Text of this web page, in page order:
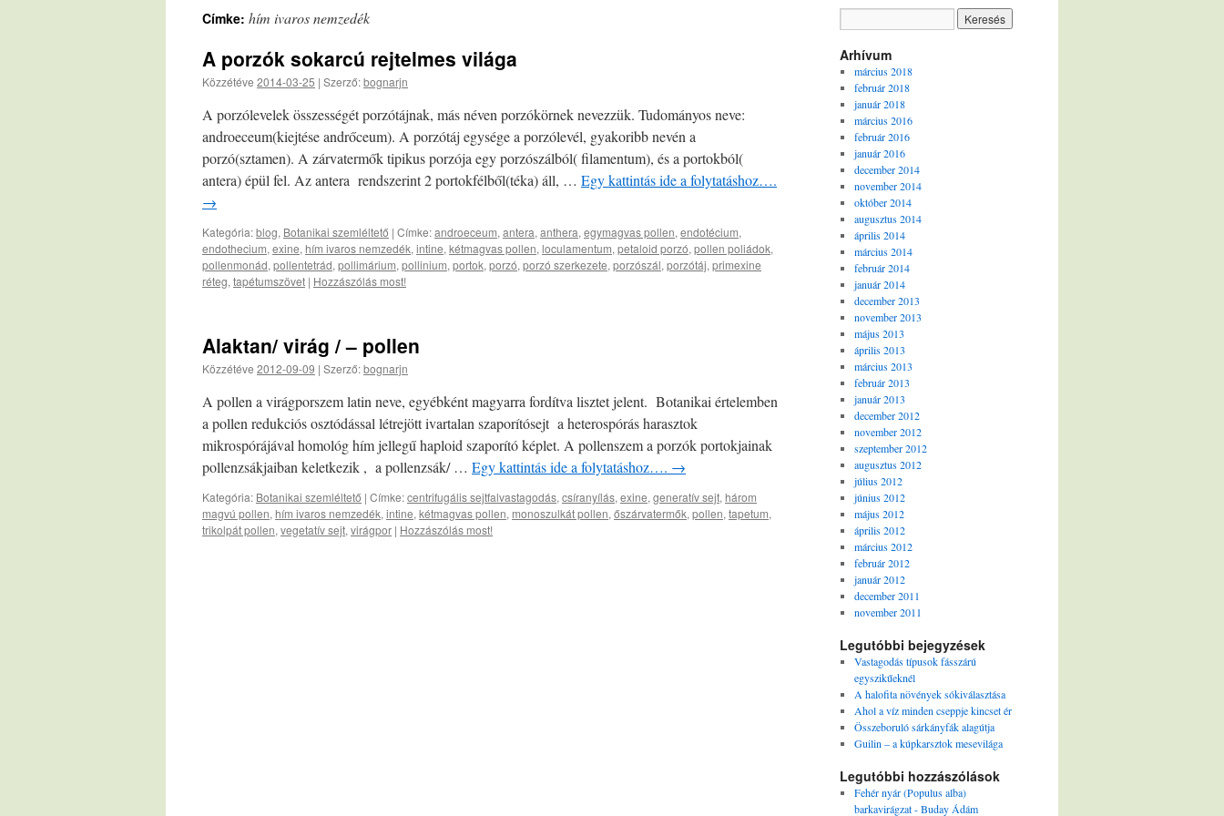
Címke: hím ivaros nemzedék
A porzók sokarcú rejtelmes világa
Közzétéve 2014-03-25 | Szerző:bognarjn
A porzólevelek összességét porzótájnak, más néven porzókörnek nevezzük. Tudományos neve:
androeceum(kiejtése andrőceum). A porzótáj egysége a porzólevél, gyakoribb nevén a
porzó(sztamen). A zárvatermők tipikus porzója egy porzószálból( filamentum), és a portokból(
antera) épül fel. Az antera rendszerint 2 portokfélből(téka) áll, … Egy kattintás ide a folytatáshoz….
→
Kategória:blog, Botanikai szemléltető | Címke:androeceum, antera, anthera, egymagvas pollen, endotécium,
endothecium, exine, hím ivaros nemzedék, intine, kétmagvas pollen, loculamentum, petaloid porzó, pollen poliádok,
pollenmonád, pollentetrád, pollimárium, pollinium, portok, porzó, porzó szerkezete, porzószál, porzótáj, primexine
réteg, tapétumszövet | Hozzászólás most!
Alaktan/ virág / – pollen
Közzétéve 2012-09-09 | Szerző:bognarjn
A pollen a virágporszem latin neve, egyébként magyarra fordítva lisztet jelent. Botanikai értelemben
a pollen redukciós osztódással létrejött ivartalan szaporítósejt a heterospórás harasztok
mikrospórájával homológ hím jellegű haploid szaporító képlet. A pollenszem a porzók portokjainak
pollenzsákjaiban keletkezik , a pollenzsák/ … Egy kattintás ide a folytatáshoz…. →
Kategória: Botanikai szemléltető | Címke:centrifugális sejtfalvastagodás, csíranyílás, exine, generatív sejt, három
magvú pollen, hím ivaros nemzedék, intine, kétmagvas pollen, monoszulkát pollen, őszárvatermők, pollen, tapetum,
trikolpát pollen, vegetatív sejt, virágpor | Hozzászólás most!
Arhívum
március 2018
február 2018
január 2018
március 2016
február 2016
január 2016
december 2014
november 2014
október 2014
augusztus 2014
április 2014
március 2014
február 2014
január 2014
december 2013
november 2013
május 2013
április 2013
március 2013
február 2013
január 2013
december 2012
november 2012
szeptember 2012
augusztus 2012
július 2012
június 2012
május 2012
április 2012
március 2012
február 2012
január 2012
december 2011
november 2011
Legutóbbi bejegyzések
Vastagodás típusok fásszárú
egyszikűeknél
A halofita növények sókiválasztása
Ahol a víz minden cseppje kincset ér
Összeboruló sárkányfák alagútja
Guilin – a kúpkarsztok mesevilága
Legutóbbi hozzászólások
Fehér nyár (Populus alba)
barkavirágzat - Buday Ádám